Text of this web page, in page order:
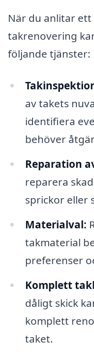
När du anlitar
takrenovering
följande tjänster:
av takets
identifiera
behöver
Reparation
reparera
sprickor eller
Materialval:
takmaterial
preferenser
Komplett
dåligt skick
komplett
taket.